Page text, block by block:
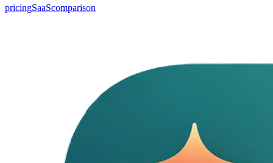
pricingSaaScomparison